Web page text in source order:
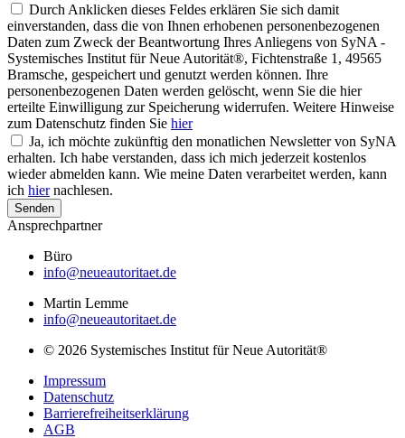
Durch Anklicken dieses Feldes erklären Sie sich damit
einverstanden, dass die von Ihnen erhobenen personenbezogenen
Daten zum Zweck der Beantwortung Ihres Anliegens von SyNA -
Systemisches Institut für Neue Autorität®, Fichtenstraße 1, 49565
Bramsche, gespeichert und genutzt werden können. Ihre
personenbezogenen Daten werden gelöscht, wenn Sie die hier
erteilte Einwilligung zur Speicherung widerrufen. Weitere Hinweise
zum Datenschutz finden Sie hier
Ja, ich möchte zukünftig den monatlichen Newsletter von SyNA
erhalten. Ich habe verstanden, dass ich mich jederzeit kostenlos
wieder abmelden kann. Wie meine Daten verarbeitet werden, kann
ich hiernachlesen.
Senden
Ansprechpartner
Büro
info@neueautoritaet.de
Martin Lemme
info@neueautoritaet.de
© 2026 Systemisches Institut für Neue Autorität®
Impressum
Datenschutz
Barrierefreiheitserklärung
AGB